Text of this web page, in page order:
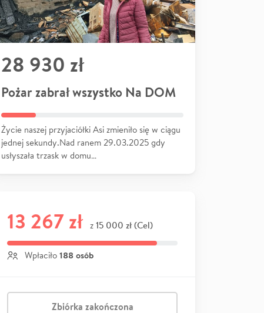
28 930 zł
Pożar zabrał wszystko Na DOM
Życie naszej przyjaciółki Asi zmieniło się w ciągu
jednej sekundy.Nad ranem 29.03.2025 gdy
usłyszała trzask w domu…
13 267 zł z 15 000 zł (Cel)
Wpłaciło 188 osób
Zbiórka zakończona